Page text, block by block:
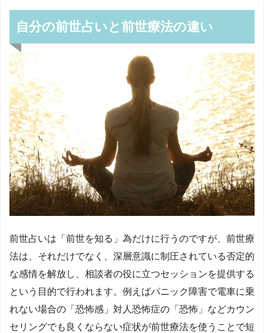
自分の前世占いと前世療法の違い
前世占いは「前世を知る」為だけに行うのですが、前世療
法は、それだけでなく、深層意識に制圧されている否定的
な感情を解放し、相談者の役に立つセッションを提供する
という目的で行われます。例えばパニック障害で電車に乗
れない場合の「恐怖感」対人恐怖症の「恐怖」などカウン
セリングでも良くならない症状が前世療法を使うことで短